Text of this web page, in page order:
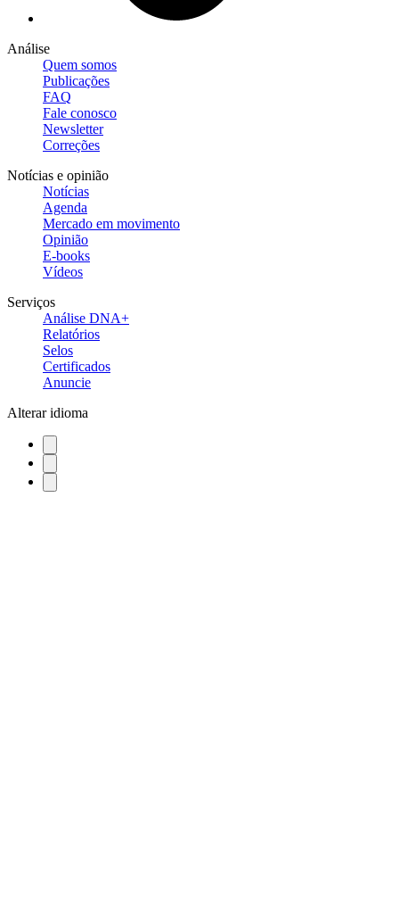
Análise
Quem somos
Publicações
FAQ
Fale conosco
Newsletter
Correções
Notícias e opinião
Notícias
Agenda
Mercado em movimento
Opinião
E-books
Vídeos
Serviços
Análise DNA+
Relatórios
Selos
Certificados
Anuncie
Alterar idioma